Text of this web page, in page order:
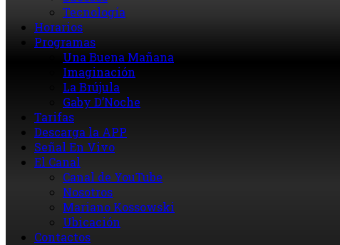
Tecnología
Horarios
Programas
Una Buena Mañana
Imaginación
La Brújula
Gaby D’Noche
Tarifas
Descarga la APP
Señal En Vivo
El Canal
Canal de YouTube
Nosotros
Mariano Kossowski
Ubicación
Contactos